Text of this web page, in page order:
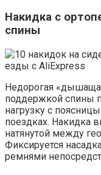
Накидка с
спины
Недорогая
поддержкой спины
нагрузку с
поездках. Накидка
натянутой между
Фиксируется
ремнями